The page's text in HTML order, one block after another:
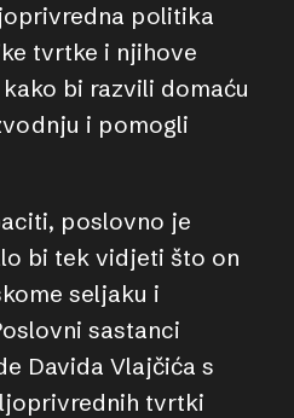
politika
tvrtke i njihove
bi razvili domaću
i pomogli
poslovno je
bi tek vidjeti što on
seljaku i
sastanci
Davida Vlajčića s
tvrtki